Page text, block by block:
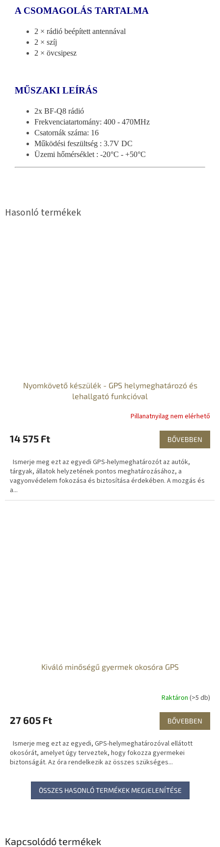
Kapcsolódó termékek
A CSOMAGOLÁS TARTALMA
2 × rádió beépített antennával
2 × szíj
2 × övcsipesz
MŰSZAKI LEÍRÁS
2x BF-Q8 rádió
Frekvenciatartomány: 400 - 470MHz
Csatornák száma: 16
Működési feszültség : 3.7V DC
Üzemi hőmérséklet : -20°C - +50°C
Nyomkövető készülék - GPS helymeghatározó és
lehallgató funkcióval
Pillanatnyilag nem elérhető
14 575 Ft BŐVEBBEN
Ismerje meg ezt az egyedi GPS-helymeghatározót az autók,
tárgyak, állatok helyzetének pontos meghatározásához, a
vagyonvédelem fokozása és biztosítása érdekében. A mozgás és
a...
Kiváló minőségű gyermek okosóra GPS
Raktáron (>5 db)
27 605 Ft BŐVEBBEN
Ismerje meg ezt az egyedi, GPS-helymeghatározóval ellátott
okosórát, amelyet úgy terveztek, hogy fokozza gyermekei
biztonságát. Az óra rendelkezik az összes szükséges...
ÖSSZES HASONLÓ TERMÉKEK MEGJELENÍTÉSE